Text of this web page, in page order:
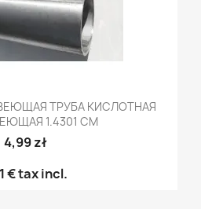
ТРУБА КИСЛОТНАЯ
1.4301 CM
4,99 zł
€tax incl.